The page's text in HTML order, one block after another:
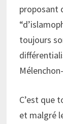
proposant
toujours
C’est que
et malgré